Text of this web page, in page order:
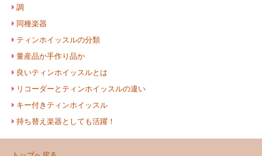
調
同種楽器
ティンホイッスルの分類
量産品か手作り品か
良いティンホイッスルとは
リコーダーとティンホイッスルの違い
キー付きティンホイッスル
持ち替え楽器としても活躍！